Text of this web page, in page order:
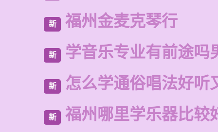
新 福州金麦克琴行
新 学音乐专业有前途吗
新 怎么学通俗唱法好听
新 福州哪里学乐器比较